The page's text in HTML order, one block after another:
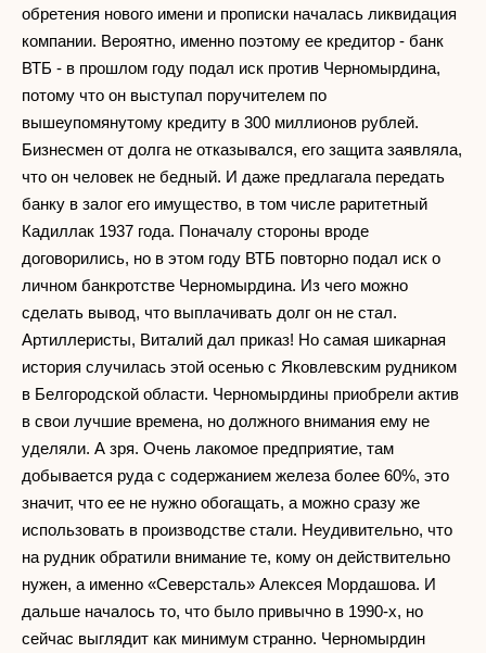
обретения нового имени и прописки началась ликвидация
компании. Вероятно, именно поэтому ее кредитор - банк
ВТБ - в прошлом году подал иск против Черномырдина,
потому что он выступал поручителем по
вышеупомянутому кредиту в 300 миллионов рублей.
Бизнесмен от долга не отказывался, его защита заявляла,
что он человек не бедный. И даже предлагала передать
банку в залог его имущество, в том числе раритетный
Кадиллак 1937 года. Поначалу стороны вроде
договорились, но в этом году ВТБ повторно подал иск о
личном банкротстве Черномырдина. Из чего можно
сделать вывод, что выплачивать долг он не стал.
Артиллеристы, Виталий дал приказ! Но самая шикарная
история случилась этой осенью с Яковлевским рудником
в Белгородской области. Черномырдины приобрели актив
в свои лучшие времена, но должного внимания ему не
уделяли. А зря. Очень лакомое предприятие, там
добывается руда с содержанием железа более 60%, это
значит, что ее не нужно обогащать, а можно сразу же
использовать в производстве стали. Неудивительно, что
на рудник обратили внимание те, кому он действительно
нужен, а именно «Северсталь» Алексея Мордашова. И
дальше началось то, что было привычно в 1990-х, но
сейчас выглядит как минимум странно. Черномырдин